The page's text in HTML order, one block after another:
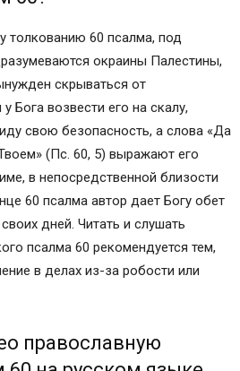
толкованию 60 псалма, под
окраины Палестины,
скрываться от
Бога возвести его на скалу,
свою безопасность, а слова «Да
(Пс. 60, 5) выражают его
в непосредственной близости
60 псалма автор дает Богу обет
дней. Читать и слушать
псалма 60 рекомендуется тем,
в делах из-за робости или
православную